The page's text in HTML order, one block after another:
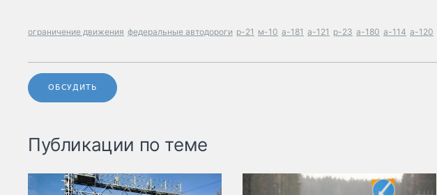
ограничение движения федеральные автодороги р-21 м-10 а-181 а-121 р-23 а-180 а-114 а-120
ОБСУДИТЬ
Публикации по теме